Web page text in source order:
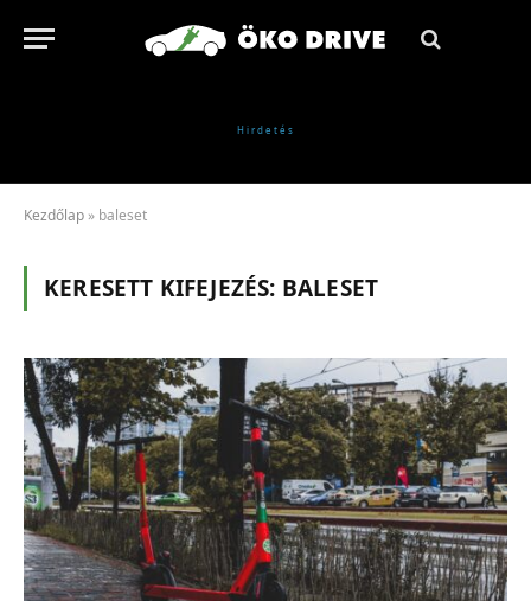
Kezdőlap » baleset
KERESETT KIFEJEZÉS: BALESET